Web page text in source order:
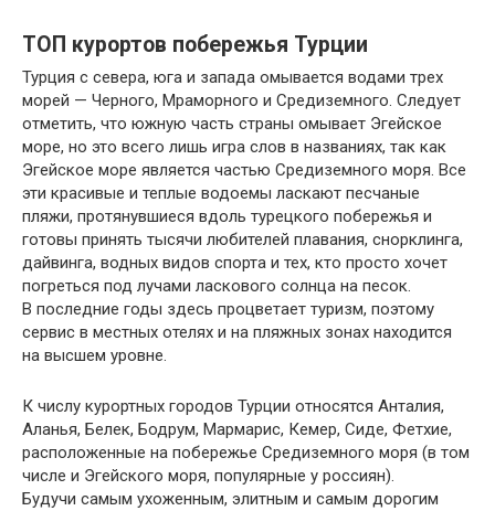
ТОП курортов побережья Турции
Турция с севера, юга и запада омывается водами трех
морей — Черного, Мраморного и Средиземного. Следует
отметить, что южную часть страны омывает Эгейское
море, но это всего лишь игра слов в названиях, так как
Эгейское море является частью Средиземного моря. Все
эти красивые и теплые водоемы ласкают песчаные
пляжи, протянувшиеся вдоль турецкого побережья и
готовы принять тысячи любителей плавания, снорклинга,
дайвинга, водных видов спорта и тех, кто просто хочет
погреться под лучами ласкового солнца на песок.
В последние годы здесь процветает туризм, поэтому
сервис в местных отелях и на пляжных зонах находится
на высшем уровне.
К числу курортных городов Турции относятся Анталия,
Аланья, Белек, Бодрум, Мармарис, Кемер, Сиде, Фетхие,
расположенные на побережье Средиземного моря (в том
числе и Эгейского моря, популярные у россиян).
Будучи самым ухоженным, элитным и самым дорогим